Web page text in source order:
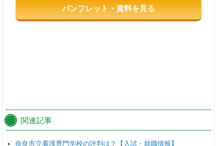
パンフレット・資料を見る
関連記事
奈良市立看護専門学校の評判は？【入試・就職情報】